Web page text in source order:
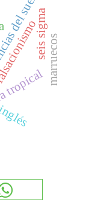
suelomarruecos
seis sigma